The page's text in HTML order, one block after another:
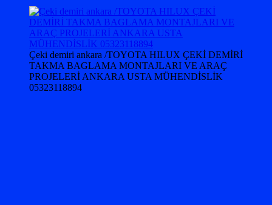
Çeki demiri ankara /TOYOTA HILUX ÇEKİ DEMİRİ
TAKMA BAGLAMA MONTAJLARI VE ARAÇ
PROJELERİ ANKARA USTA MÜHENDİSLİK
05323118894